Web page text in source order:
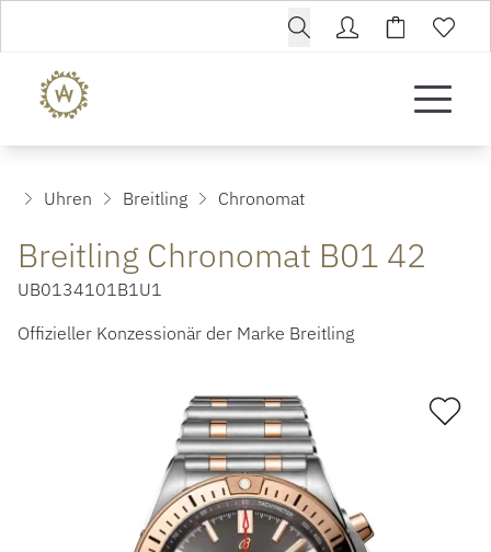
Uhren Breitling Chronomat
Breitling Chronomat B01 42
UB0134101B1U1
Offizieller Konzessionär der Marke Breitling